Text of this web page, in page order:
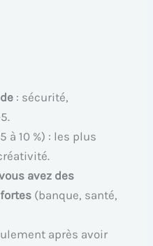
: sécurité,
à 10 %) : les plus
avez des
(banque, santé,
après avoir